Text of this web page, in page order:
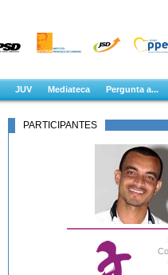
JUV Mediateca Pergunta a...
PARTICIPANTES